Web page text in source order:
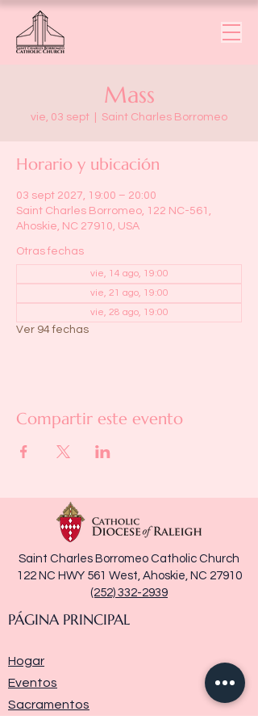
Mass
vie, 03 sept Saint Charles Borromeo
Horario y ubicación
03 sept 2027, 19:00 – 20:00
Saint Charles Borromeo, 122 NC-561,
Ahoskie, NC 27910, USA
Otras fechas
vie, 14 ago, 19:00
vie, 21 ago, 19:00
vie, 28 ago, 19:00
Ver 94 fechas
Compartir este evento
Saint Charles Borromeo Catholic Church
122 NC HWY 561 West, Ahoskie, NC 27910
(252) 332-2939
PÁGINA PRINCIPAL
Hogar
Eventos
Sacramentos